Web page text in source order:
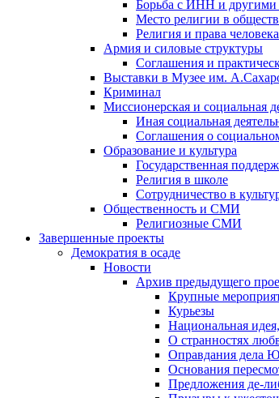
Борьба с ИНН и
Место религии в
Религия и права человека
Армия и силовые структуры
Соглашения и
Выставки в Музее им.
Криминал
Миссионерская и социальная
Иная социальная
Соглашения о
Образование и культура
Государственная
Религия в школе
Сотрудничество в
Общественность и СМИ
Религиозные СМИ
Завершенные проекты
Демократия в осаде
Новости
Архив предыдущего
Крупные
Курьезы
Национальная
О странностях
Оправдания дела
Основания
Предложения де-